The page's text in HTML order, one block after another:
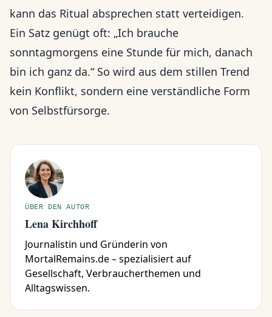
kann das Ritual absprechen statt verteidigen.
Ein Satz genügt oft: „Ich brauche
sonntagmorgens eine Stunde für mich, danach
bin ich ganz da.“ So wird aus dem stillen Trend
kein Konflikt, sondern eine verständliche Form
von Selbstfürsorge.
ÜBER DEN AUTOR
Lena Kirchhoff
Journalistin und Gründerin von
MortalRemains.de – spezialisiert auf
Gesellschaft, Verbraucherthemen und
Alltagswissen.